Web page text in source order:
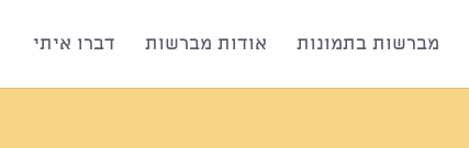
מברשות בתמונות אודות מברשות דברו איתי